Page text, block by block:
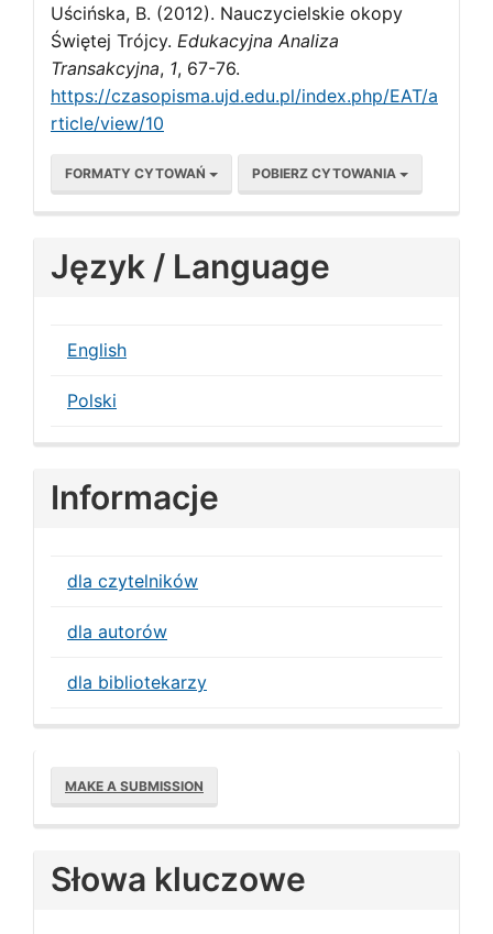
Uścińska, B. (2012). Nauczycielskie okopy
Świętej Trójcy. Edukacyjna Analiza
Transakcyjna, 1, 67-76.
https://czasopisma.ujd.edu.pl/index.php/EAT/a
rticle/view/10
FORMATY CYTOWAŃ POBIERZ CYTOWANIA
Język / Language
English
Polski
Informacje
dla czytelników
dla autorów
dla bibliotekarzy
Make
a
Submission
MAKE A SUBMISSION
Słowa kluczowe